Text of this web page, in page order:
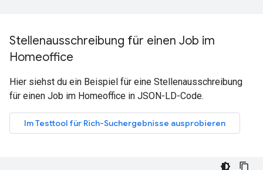
Stellenausschreibung für einen Job im
Homeoffice
Hier siehst du ein Beispiel für eine Stellenausschreibung
für einen Job im Homeoffice in JSON-LD-Code.